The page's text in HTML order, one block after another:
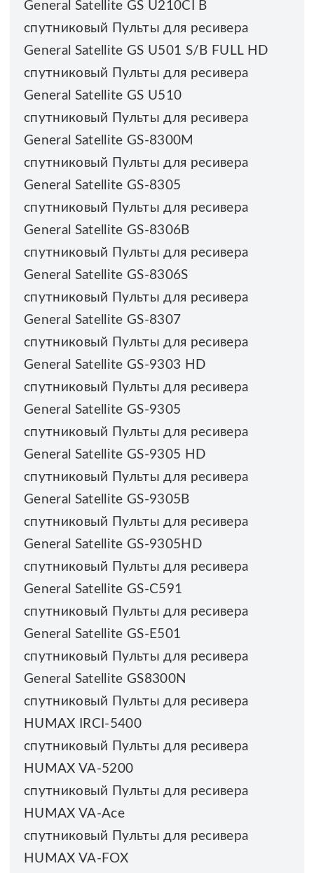
General Satellite GS U210CI B
спутниковый Пульты для ресивера
General Satellite GS U501 S/B FULL HD
спутниковый Пульты для ресивера
General Satellite GS U510
спутниковый Пульты для ресивера
General Satellite GS-8300M
спутниковый Пульты для ресивера
General Satellite GS-8305
спутниковый Пульты для ресивера
General Satellite GS-8306B
спутниковый Пульты для ресивера
General Satellite GS-8306S
спутниковый Пульты для ресивера
General Satellite GS-8307
спутниковый Пульты для ресивера
General Satellite GS-9303 HD
спутниковый Пульты для ресивера
General Satellite GS-9305
спутниковый Пульты для ресивера
General Satellite GS-9305 HD
спутниковый Пульты для ресивера
General Satellite GS-9305B
спутниковый Пульты для ресивера
General Satellite GS-9305HD
спутниковый Пульты для ресивера
General Satellite GS-C591
спутниковый Пульты для ресивера
General Satellite GS-E501
спутниковый Пульты для ресивера
General Satellite GS8300N
спутниковый Пульты для ресивера
HUMAX IRCI-5400
спутниковый Пульты для ресивера
HUMAX VA-5200
спутниковый Пульты для ресивера
HUMAX VA-Ace
спутниковый Пульты для ресивера
HUMAX VA-FOX